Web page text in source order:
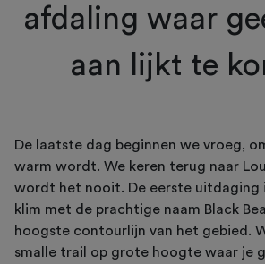
afdaling waar
aan lijkt te
De laatste dag beginnen we vroeg,
warm wordt. We keren terug naar
wordt het nooit. De eerste uitdaging
klim met de prachtige naam Black
hoogste contourlijn van het gebied.
smalle trail op grote hoogte waar je